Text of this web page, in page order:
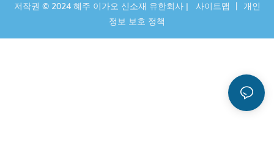
저작권 © 2024 혜주 이가오 신소재 유한회사 | 사이트맵 丨 개인
정보 보호 정책